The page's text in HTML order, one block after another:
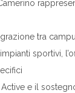
tra
sportivi,
e il